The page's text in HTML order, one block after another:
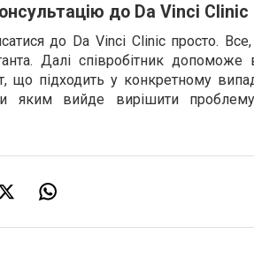
до Da Vinci Clinic
до Da Vinci Clinic просто.
Далі співробітник
що підходить у конкретному
яким вийде вирішити